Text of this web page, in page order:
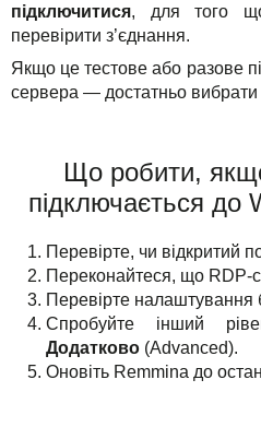
підключитися, для того
перевірити з’єднання.
Якщо це тестове або разове
сервера — достатньо вибрати
Що робити,
підключається до
Перевірте, чи відкритий
Переконайтеся, що RDP-
Перевірте налаштування
Спробуйте інший
Додатково (Advanced).
Оновіть Remmina до